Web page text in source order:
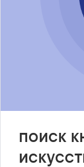
поиск